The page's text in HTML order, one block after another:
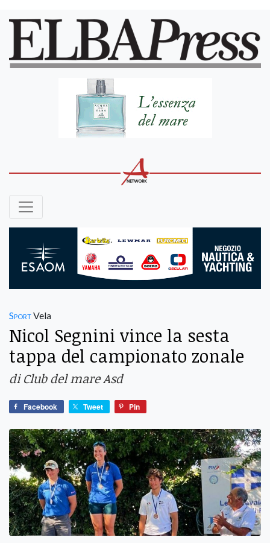
SportVela
Nicol Segnini vince la sesta
tappa del campionato zonale
di Club del mare Asd
Facebook Tweet Pin